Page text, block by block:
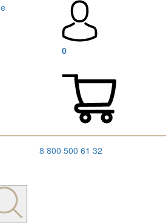
0
8 800 500 61 32